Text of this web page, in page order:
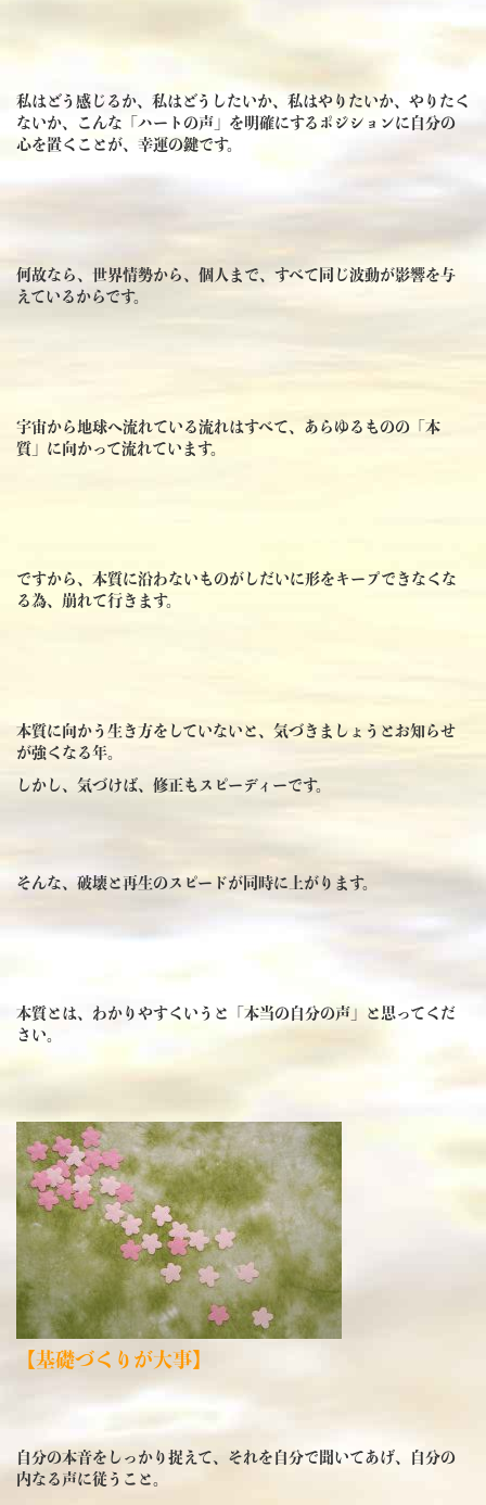
私はどう感じるか、私はどうしたいか、私はやりたいか、やりたく
ないか、こんな「ハートの声」を明確にするポジションに自分の
心を置くことが、幸運の鍵です。
何故なら、世界情勢から、個人まで、すべて同じ波動が影響を与
えているからです。
宇宙から地球へ流れている流れはすべて、あらゆるものの「本
質」に向かって流れています。
ですから、本質に沿わないものがしだいに形をキープできなくな
る為、崩れて行きます。
本質に向かう生き方をしていないと、気づきましょうとお知らせ
が強くなる年。
しかし、気づけば、修正もスピーディーです。
そんな、破壊と再生のスピードが同時に上がります。
本質とは、わかりやすくいうと「本当の自分の声」と思ってくだ
さい。
【基礎づくりが大事】
自分の本音をしっかり捉えて、それを自分で聞いてあげ、自分の
内なる声に従うこと。